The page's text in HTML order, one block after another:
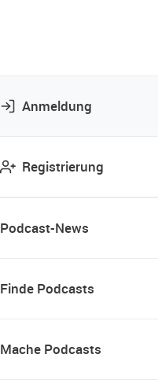
Anmeldung
Registrierung
Podcast-News
Finde Podcasts
Mache Podcasts